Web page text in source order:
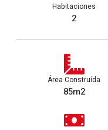
Habitaciones
2
Área Construída
85m2